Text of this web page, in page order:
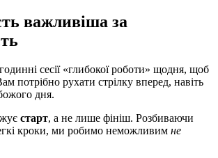
важливіша за
сесії «глибокої роботи» щодня, щоб
потрібно рухати стрілку вперед, навіть
дня.
старт, а не лише фініш. Розбиваючи
кроки, ми робимо неможливим не